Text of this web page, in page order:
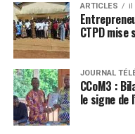
ARTICLES il
CTPD
JOURNAL
CCoM3 :
le signe de